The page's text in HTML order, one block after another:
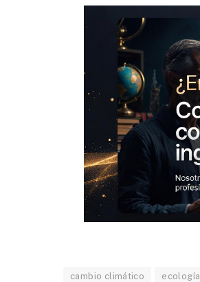
cambio climático ecología